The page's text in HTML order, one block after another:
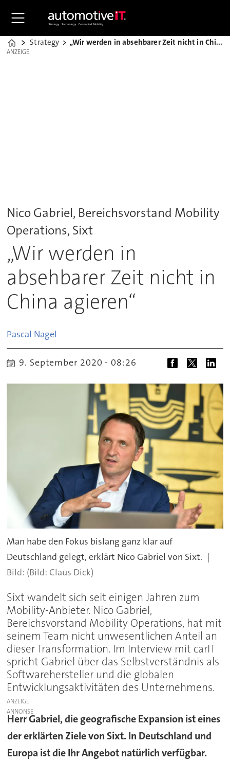
Home
Strategy „Wir werden in absehbarer Zeit nicht in China agieren“
ANZEIGE
ANZEIGE
Nico Gabriel, Bereichsvorstand Mobility
Operations, Sixt
„Wir werden in
absehbarer Zeit nicht in
China agieren“
Pascal Nagel
9. September 2020 - 08:26
Man habe den Fokus bislang ganz klar auf
Deutschland gelegt, erklärt Nico Gabriel von Sixt.
(Bild: Claus Dick)
Sixt wandelt sich seit einigen Jahren zum
Mobility-Anbieter. Nico Gabriel,
Bereichsvorstand Mobility Operations, hat mit
seinem Team nicht unwesentlichen Anteil an
dieser Transformation. Im Interview mit carIT
spricht Gabriel über das Selbstverständnis als
Softwarehersteller und die globalen
Entwicklungsaktivitäten des Unternehmens.
ANZEIGE
Herr Gabriel, die geografische Expansion ist eines
der erklärten Ziele von Sixt. In Deutschland und
Europa ist die Ihr Angebot natürlich verfügbar.